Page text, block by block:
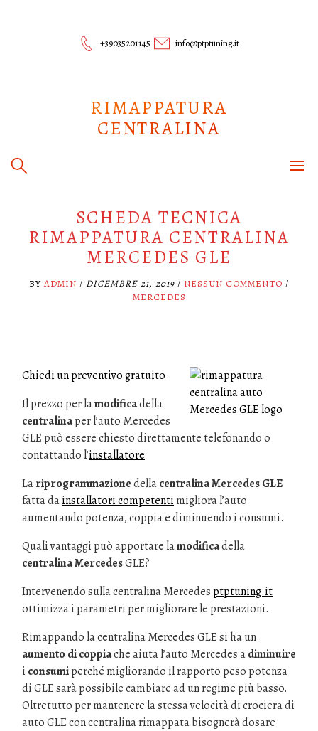
+39035201145 info@ptptuning.it
RIMAPPATURA
CENTRALINA
SCHEDA TECNICA
RIMAPPATURA CENTRALINA
MERCEDES GLE
BY ADMIN / DICEMBRE 21, 2019 / NESSUN COMMENTO /
MERCEDES
Chiedi un preventivo gratuito
Il prezzo per lamodificadella
centralinaper l’auto Mercedes
GLE può essere chiesto direttamente telefonando o
contattando l’installatore
Lariprogrammazionedellacentralina Mercedes GLE
fatta dainstallatori competenti migliora l’auto
aumentando potenza, coppia e diminuendo i consumi.
Quali vantaggi può apportare lamodificadella
centralina MercedesGLE?
Intervenendo sulla centralina Mercedesptptuning.it
ottimizza i parametri per migliorare le prestazioni.
Rimappando la centralina Mercedes GLE si ha un
aumento di coppiache aiuta l’auto Mercedes adiminuire
i consumiperché migliorando il rapporto peso potenza
di GLE sarà possibile cambiare ad un regime più basso.
Oltretutto per mantenere la stessa velocità di crociera di
auto GLE con centralina rimappata bisognerà dosare